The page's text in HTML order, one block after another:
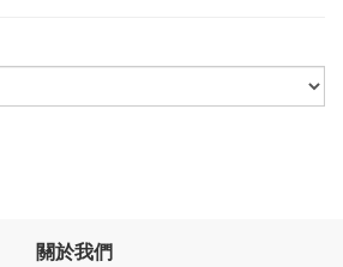
關於我們